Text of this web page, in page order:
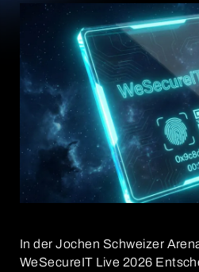
In der Jochen Schweizer
WeSecureIT Live 2026